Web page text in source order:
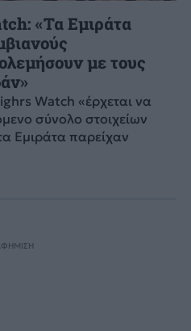
«Τα Εμιράτα
με τους
Watch «έρχεται να
σύνολο στοιχείων
Εμιράτα παρείχαν